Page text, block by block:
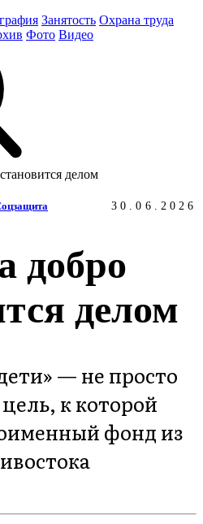
Занятость Охрана труда
Фото Видео
30.06.2026
добро
делом
— не просто
к которой
фонд из